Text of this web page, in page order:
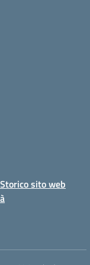
Storico sito web